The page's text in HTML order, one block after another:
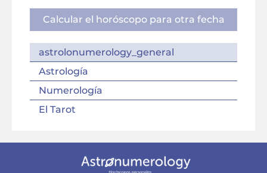
Calcular el horóscopo para otra fecha
astrolonumerology_general
Astrología
Numerología
El Tarot